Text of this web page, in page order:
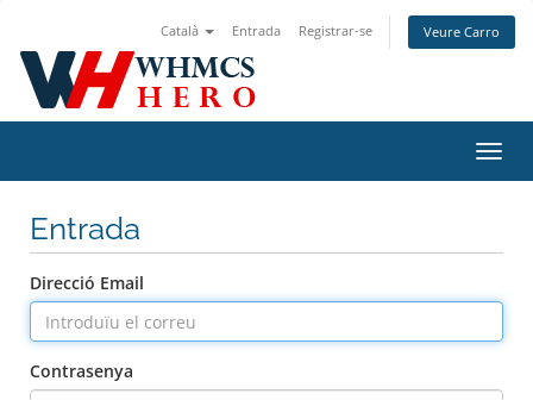
Català Entrada Registrar-se Veure Carro
la
Entrada
Direcció Email
Contrasenya